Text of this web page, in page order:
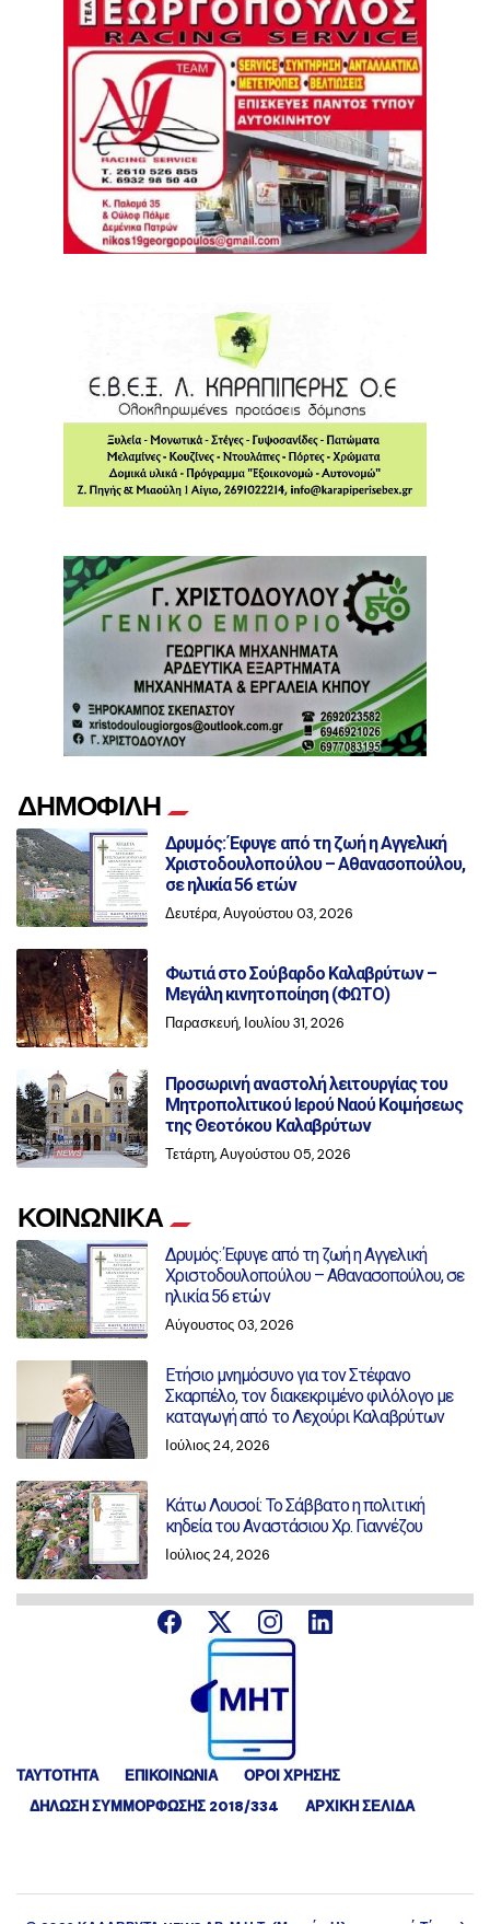
ΔΗΜΟΦΙΛΗ
Δρυμός: Έφυγε από τη ζωή η Αγγελική
Χριστοδουλοπούλου – Αθανασοπούλου,
σε ηλικία 56 ετών
Δευτέρα, Αυγούστου 03, 2026
Φωτιά στο Σούβαρδο Καλαβρύτων –
Μεγάλη κινητοποίηση (ΦΩΤΟ)
Παρασκευή, Ιουλίου 31, 2026
Προσωρινή αναστολή λειτουργίας του
Μητροπολιτικού Ιερού Ναού Κοιμήσεως
της Θεοτόκου Καλαβρύτων
Τετάρτη, Αυγούστου 05, 2026
ΚΟΙΝΩΝΙΚΑ
Δρυμός: Έφυγε από τη ζωή η Αγγελική
Χριστοδουλοπούλου – Αθανασοπούλου, σε
ηλικία 56 ετών
Αύγουστος 03, 2026
Ετήσιο μνημόσυνο για τον Στέφανο
Σκαρπέλο, τον διακεκριμένο φιλόλογο με
καταγωγή από το Λεχούρι Καλαβρύτων
Ιούλιος 24, 2026
Κάτω Λουσοί: Το Σάββατο η πολιτική
κηδεία του Αναστάσιου Χρ. Γιαννέζου
Ιούλιος 24, 2026
ΤΑΥΤΟΤΗΤΑ ΕΠΙΚΟΙΝΩΝΙΑ
ΟΡΟΙ ΧΡΗΣΗΣ
ΔΉΛΩΣΗ ΣΥΜΜΌΡΦΩΣΗΣ 2018/334
ΑΡΧΙΚΗ ΣΕΛΙΔΑ